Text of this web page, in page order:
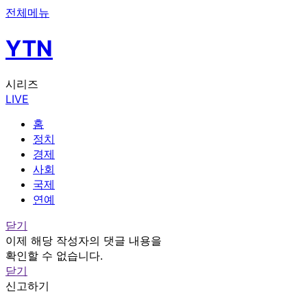
전체메뉴
YTN
시리즈
LIVE
홈
정치
경제
사회
국제
연예
닫기
이제 해당 작성자의 댓글 내용을
확인할 수 없습니다.
닫기
신고하기